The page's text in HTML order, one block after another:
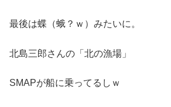
最後は蝶（蛾？ｗ）みたいに。
北島三郎さんの「北の漁場」
SMAPが船に乗ってるしｗ